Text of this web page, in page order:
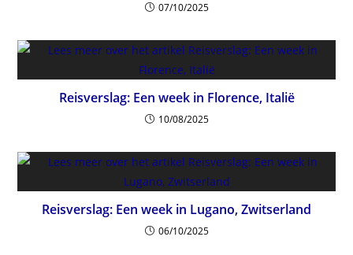
07/10/2025
Reisverslag: Een week in Florence, Italië
10/08/2025
Reisverslag: Een week in Lugano, Zwitserland
06/10/2025